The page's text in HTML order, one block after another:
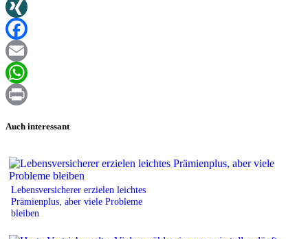
Twitter
XING
Facebook
Email
WhatsApp
Auch interessant
Lebensversicherer erzielen leichtes
Prämienplus, aber viele Probleme
bleiben